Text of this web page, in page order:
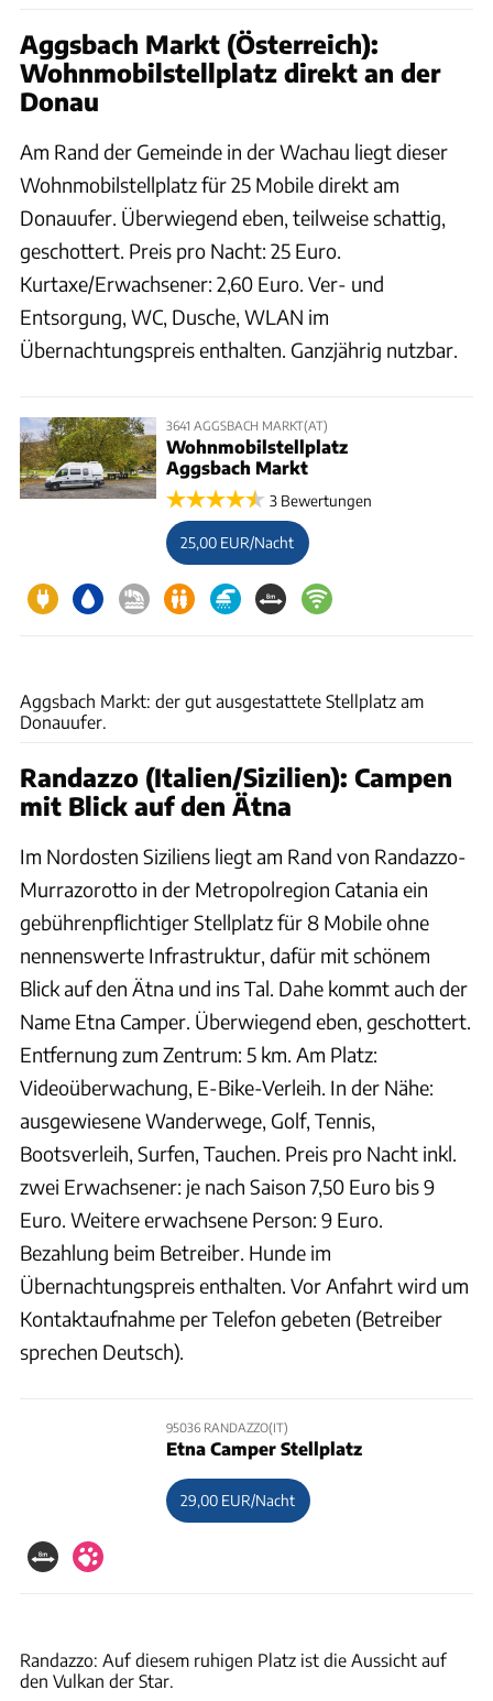
Aggsbach Markt (Österreich):
Wohnmobilstellplatz direkt an der
Donau
Am Rand der Gemeinde in der Wachau liegt dieser
Wohnmobilstellplatz für 25 Mobile direkt am
Donauufer. Überwiegend eben, teilweise schattig,
geschottert. Preis pro Nacht: 25 Euro.
Kurtaxe/Erwachsener: 2,60 Euro. Ver- und
Entsorgung, WC, Dusche, WLAN im
Übernachtungspreis enthalten. Ganzjährig nutzbar.
3641 AGGSBACH MARKT(AT)
Wohnmobilstellplatz
Aggsbach Markt
3 Bewertungen
25,00 EUR/Nacht
Aggsbach Markt: der gut ausgestattete Stellplatz am
Donauufer.
Randazzo (Italien/Sizilien): Campen
mit Blick auf den Ätna
Im Nordosten Siziliens liegt am Rand von Randazzo-
Murrazorotto in der Metropolregion Catania ein
gebührenpflichtiger Stellplatz für 8 Mobile ohne
nennenswerte Infrastruktur, dafür mit schönem
Blick auf den Ätna und ins Tal. Dahe kommt auch der
Name Etna Camper. Überwiegend eben, geschottert.
Entfernung zum Zentrum: 5 km. Am Platz:
Videoüberwachung, E-Bike-Verleih. In der Nähe:
ausgewiesene Wanderwege, Golf, Tennis,
Bootsverleih, Surfen, Tauchen. Preis pro Nacht inkl.
zwei Erwachsener: je nach Saison 7,50 Euro bis 9
Euro. Weitere erwachsene Person: 9 Euro.
Bezahlung beim Betreiber. Hunde im
Übernachtungspreis enthalten. Vor Anfahrt wird um
Kontaktaufnahme per Telefon gebeten (Betreiber
sprechen Deutsch).
95036 RANDAZZO(IT)
Etna Camper Stellplatz
29,00 EUR/Nacht
Randazzo: Auf diesem ruhigen Platz ist die Aussicht auf
den Vulkan der Star.